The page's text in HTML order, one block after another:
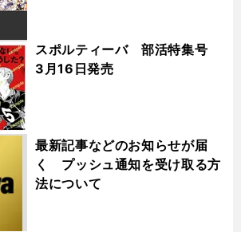
スポルティーバ 部活特集号
3月16日発売
最新記事などのお知らせが届
く プッシュ通知を受け取る方
法について